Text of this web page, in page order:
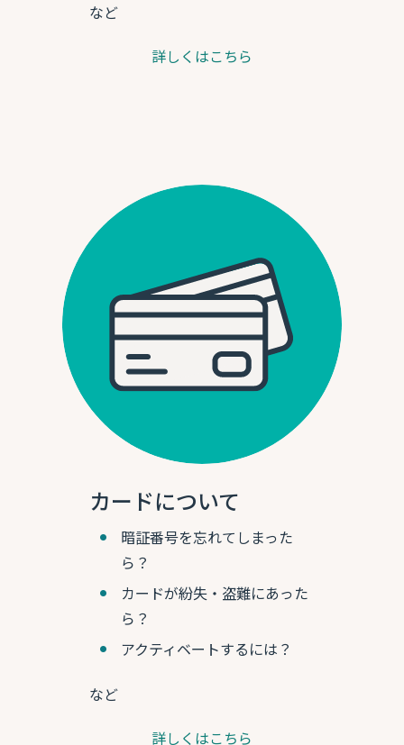
など
詳しくはこちら
カードについて
暗証番号を忘れてしまった
ら？
カードが紛失・盗難にあった
ら？
アクティベートするには？
など
詳しくはこちら